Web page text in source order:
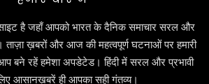
है जहाँ आपको भारत के दैनिक समाचार सरल और
ताज़ा ख़बरों और आज की महत्वपूर्ण घटनाओं पर हमारी
बने रहें हमेशा अपडेटेड। हिंदी में सरल और प्रभावी
आसानख़बरें ही आपका सही गंतव्य।